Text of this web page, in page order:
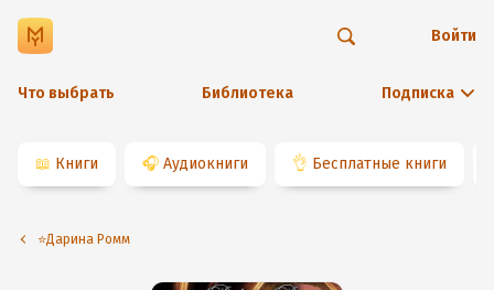
Что выбрать Библиотека Подписка
Войти
📖 Книги 🎧 Аудиокниги 👌 Бесплатные книги
⭐️Дарина Ромм